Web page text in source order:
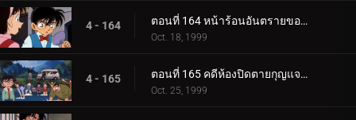
4 - 164 ตอนที่ 164 หน้าร้อนอันตรายของโซโนโกะ (ตอนจบ)
Oct. 18, 1999
4 - 165 ตอนที่ 165 คดีห้องปิดตายกุญแจอยู่ในน้ำ
Oct. 25, 1999